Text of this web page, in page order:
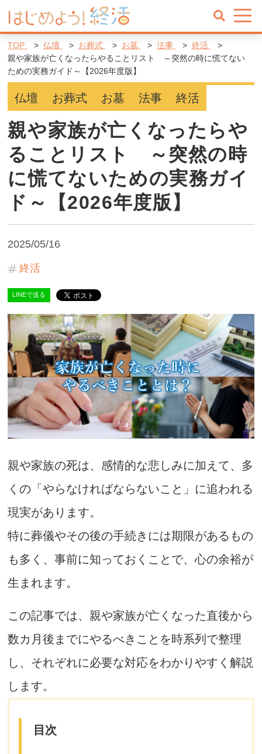
TOP 仏壇 お葬式 お墓 法事
終活
親や家族が亡くなったらやることリスト ～突然の時に慌てない
ための実務ガイド～【2026年度版】
仏壇 お葬式 お墓 法事 終活
親や家族が亡くなったらや
ることリスト ～突然の時
に慌てないための実務ガイ
ド～【2026年度版】
2025/05/16
終活
LINEで送る
親や家族の死は、感情的な悲しみに加えて、多
くの「やらなければならないこと」に追われる
現実があります。
特に葬儀やその後の手続きには期限があるもの
も多く、事前に知っておくことで、心の余裕が
生まれます。
この記事では、親や家族が亡くなった直後から
数カ月後までにやるべきことを時系列で整理
し、それぞれに必要な対応をわかりやすく解説
します。
目次